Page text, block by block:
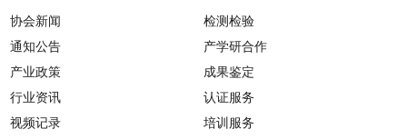
协会新闻
通知公告
产业政策
行业资讯
视频记录
检测检验
产学研合作
成果鉴定
认证服务
培训服务